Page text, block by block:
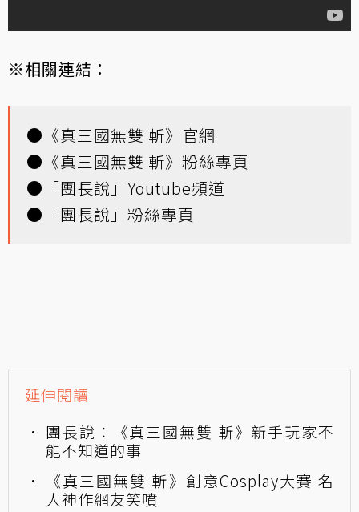
※相關連結：
● 《真三國無雙 斬》官網
● 《真三國無雙 斬》粉絲專頁
● 「團長說」Youtube頻道
● 「團長說」粉絲專頁
延伸閱讀
團長說：《真三國無雙 斬》新手玩家不
能不知道的事
《真三國無雙 斬》創意Cosplay大賽 名
人神作網友笑噴